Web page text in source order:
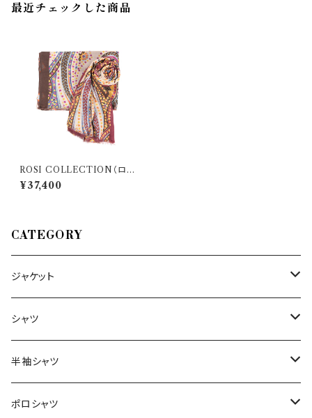
最近チェックした商品
ROSI COLLECTION（ロー
ジコレクション） ストール Tarvi
sio 28844
¥37,400
CATEGORY
ジャケット
～44/S
46/M
48/L
シャツ
～44/S
46/M
半袖シャツ
～44/S
ポロシャツ